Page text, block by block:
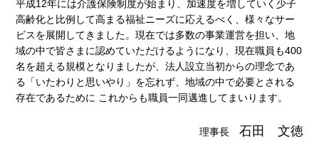
平成12年には介護保険制度が始まり、加速度を増していく少子
高齢化と比例して高まる福祉ニーズに応えるべく、様々なサー
ビスを展開してきました。現在では多数の事業運営を担い、地
域の中で皆さまに認めていただけるようになり、現在職員も400
名を超える規模となりましたが、法人設立当初からの理念であ
る「いたわりと思いやり」を忘れず、地域の中で必要とされる
存在であるために これからも職員一同邁進してまいります。
理事長 石田 文徳